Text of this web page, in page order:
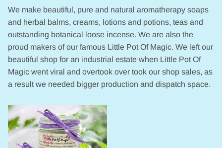
We make beautiful, pure and natural aromatherapy soaps
and herbal balms, creams, lotions and potions, teas and
outstanding botanical loose incense. We are also the
proud makers of our famous Little Pot Of Magic. We left our
beautiful shop for an industrial estate when Little Pot Of
Magic went viral and overtook over took our shop sales, as
a result we needed bigger production and dispatch space.